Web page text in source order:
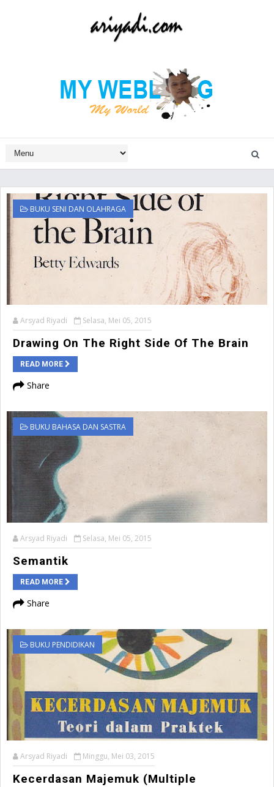
BUKU SENI DAN OLAHRAGA
Arsyad Riyadi Selasa, Mei 05, 2015
Drawing On The Right Side Of The Brain
READ MORE
Share
BUKU BAHASA DAN SASTRA
Arsyad Riyadi Selasa, Mei 05, 2015
Semantik
READ MORE
Share
BUKU PENDIDIKAN
Arsyad Riyadi Minggu, Mei 03, 2015
Kecerdasan Majemuk (Multiple